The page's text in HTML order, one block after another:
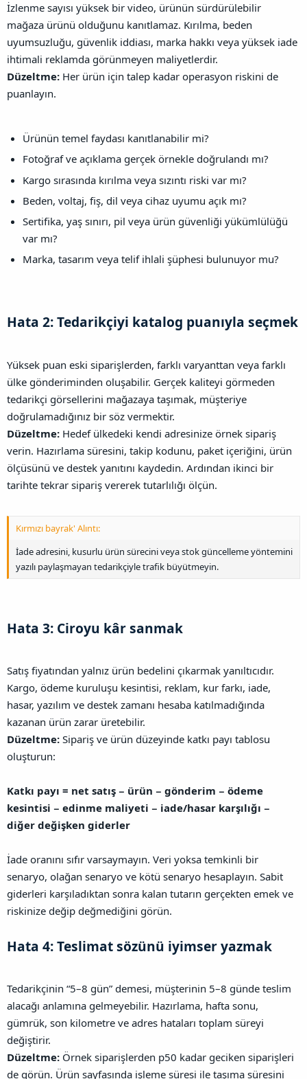
İzlenme sayısı yüksek bir video, ürünün sürdürülebilir
mağaza ürünü olduğunu kanıtlamaz. Kırılma, beden
uyumsuzluğu, güvenlik iddiası, marka hakkı veya yüksek iade
ihtimali reklamda görünmeyen maliyetlerdir.
Düzeltme: Her ürün için talep kadar operasyon riskini de
puanlayın.
Ürünün temel faydası kanıtlanabilir mi?
Fotoğraf ve açıklama gerçek örnekle doğrulandı mı?
Kargo sırasında kırılma veya sızıntı riski var mı?
Beden, voltaj, fiş, dil veya cihaz uyumu açık mı?
Sertifika, yaş sınırı, pil veya ürün güvenliği yükümlülüğü
var mı?
Marka, tasarım veya telif ihlali şüphesi bulunuyor mu?
Hata 2: Tedarikçiyi katalog puanıyla seçmek​
Yüksek puan eski siparişlerden, farklı varyanttan veya farklı
ülke gönderiminden oluşabilir. Gerçek kaliteyi görmeden
tedarikçi görsellerini mağazaya taşımak, müşteriye
doğrulamadığınız bir söz vermektir.
Düzeltme: Hedef ülkedeki kendi adresinize örnek sipariş
verin. Hazırlama süresini, takip kodunu, paket içeriğini, ürün
ölçüsünü ve destek yanıtını kaydedin. Ardından ikinci bir
tarihte tekrar sipariş vererek tutarlılığı ölçün.
Kırmızı bayrak' Alıntı:
İade adresini, kusurlu ürün sürecini veya stok güncelleme yöntemini
yazılı paylaşmayan tedarikçiyle trafik büyütmeyin.
Hata 3: Ciroyu kâr sanmak​
Satış fiyatından yalnız ürün bedelini çıkarmak yanıltıcıdır.
Kargo, ödeme kuruluşu kesintisi, reklam, kur farkı, iade,
hasar, yazılım ve destek zamanı hesaba katılmadığında
kazanan ürün zarar üretebilir.
Düzeltme: Sipariş ve ürün düzeyinde katkı payı tablosu
oluşturun:
Katkı payı = net satış − ürün − gönderim − ödeme
kesintisi − edinme maliyeti − iade/hasar karşılığı −
diğer değişken giderler
İade oranını sıfır varsaymayın. Veri yoksa temkinli bir
senaryo, olağan senaryo ve kötü senaryo hesaplayın. Sabit
giderleri karşıladıktan sonra kalan tutarın gerçekten emek ve
riskinize değip değmediğini görün.
Hata 4: Teslimat sözünü iyimser yazmak​
Tedarikçinin “5–8 gün” demesi, müşterinin 5–8 günde teslim
alacağı anlamına gelmeyebilir. Hazırlama, hafta sonu,
gümrük, son kilometre ve adres hataları toplam süreyi
değiştirir.
Düzeltme: Örnek siparişlerden p50 kadar geciken siparişleri
de görün. Ürün sayfasında işleme süresi ile taşıma süresini